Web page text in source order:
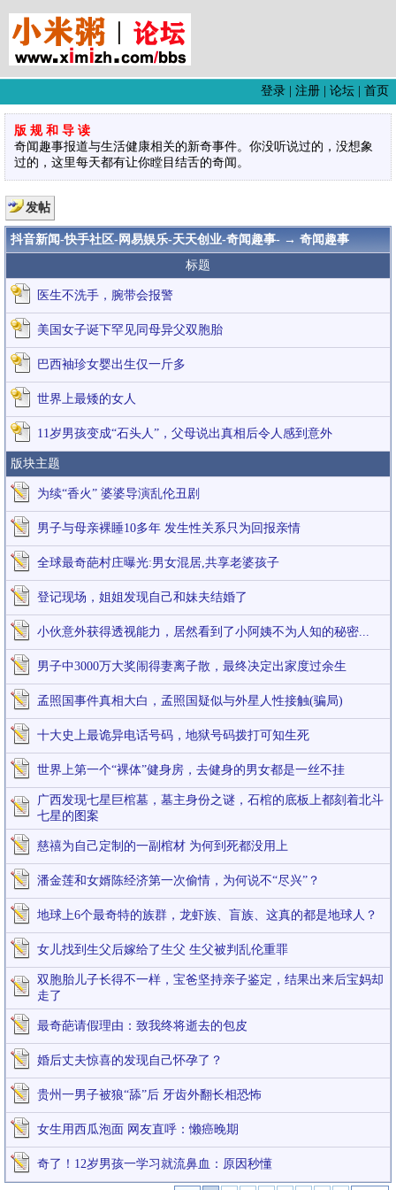
登录 注册 论坛 首页
版 规 和 导 读
奇闻趣事报道与生活健康相关的新奇事件。你没听说过的，没想象
过的，这里每天都有让你瞠目结舌的奇闻。
发帖
抖音新闻-快手社区-网易娱乐-天天创业-奇闻趣事- → 奇闻趣事
标题
医生不洗手，腕带会报警
美国女子诞下罕见同母异父双胞胎
巴西袖珍女婴出生仅一斤多
世界上最矮的女人
11岁男孩变成“石头人”，父母说出真相后令人感到意外
版块主题
为续“香火” 婆婆导演乱伦丑剧
男子与母亲裸睡10多年 发生性关系只为回报亲情
全球最奇葩村庄曝光:男女混居,共享老婆孩子
登记现场，姐姐发现自己和妹夫结婚了
小伙意外获得透视能力，居然看到了小阿姨不为人知的秘密...
男子中3000万大奖闹得妻离子散，最终决定出家度过余生
孟照国事件真相大白，孟照国疑似与外星人性接触(骗局)
十大史上最诡异电话号码，地狱号码拨打可知生死
世界上第一个“裸体”健身房，去健身的男女都是一丝不挂
广西发现七星巨棺墓，墓主身份之谜，石棺的底板上都刻着北斗
七星的图案
慈禧为自己定制的一副棺材 为何到死都没用上
潘金莲和女婿陈经济第一次偷情，为何说不“尽兴”？
地球上6个最奇特的族群，龙虾族、盲族、这真的都是地球人？
女儿找到生父后嫁给了生父 生父被判乱伦重罪
双胞胎儿子长得不一样，宝爸坚持亲子鉴定，结果出来后宝妈却
走了
最奇葩请假理由：致我终将逝去的包皮
婚后丈夫惊喜的发现自己怀孕了？
贵州一男子被狼“舔”后 牙齿外翻长相恐怖
女生用西瓜泡面 网友直呼：懒癌晚期
奇了！12岁男孩一学习就流鼻血：原因秒懂